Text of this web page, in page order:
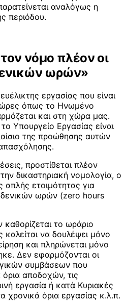
αναλόγως η
περιόδου.
νόμο πλέον οι
ωρών»
εργασίας που είναι
όπως το Ηνωμένο
και στη χώρα μας.
Υπουργείο Εργασίας είναι
της προώθησης αυτών
προστίθεται πλέον
δικαστηριακή νομολογία, ο
ετοιμότητας για
ωρών (zero hours
καθορίζεται το ωράριο
να δουλέψει μόνο
και πληρώνεται μόνο
Δεν εφαρμόζονται οι
συμβάσεων που
αποδοχών, τις
εργασία ή κατά Κυριακές
χρονικά όρια εργασίας κ.λ.π.